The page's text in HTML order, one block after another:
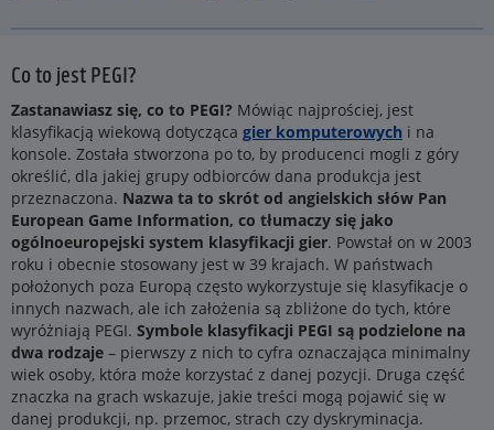
Co to jest PEGI?
Zastanawiasz się, co to PEGI? Mówiąc najprościej, jest
klasyfikacją wiekową dotycząca gier komputerowych i na
konsole. Została stworzona po to, by producenci mogli z góry
określić, dla jakiej grupy odbiorców dana produkcja jest
przeznaczona. Nazwa ta to skrót od angielskich słów Pan
European Game Information, co tłumaczy się jako
ogólnoeuropejski system klasyfikacji gier. Powstał on w 2003
roku i obecnie stosowany jest w 39 krajach. W państwach
położonych poza Europą często wykorzystuje się klasyfikacje o
innych nazwach, ale ich założenia są zbliżone do tych, które
wyróżniają PEGI. Symbole klasyfikacji PEGI są podzielone na
dwa rodzaje – pierwszy z nich to cyfra oznaczająca minimalny
wiek osoby, która może korzystać z danej pozycji. Druga część
znaczka na grach wskazuje, jakie treści mogą pojawić się w
danej produkcji, np. przemoc, strach czy dyskryminacja.